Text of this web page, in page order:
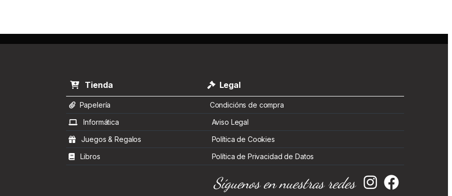
Tienda Legal
Papelería
Condicións de compra
Informática
Aviso Legal
Juegos & Regalos
Política de Cookies
Libros
Política de Privacidad de Datos
Síguenos en nuestras redes